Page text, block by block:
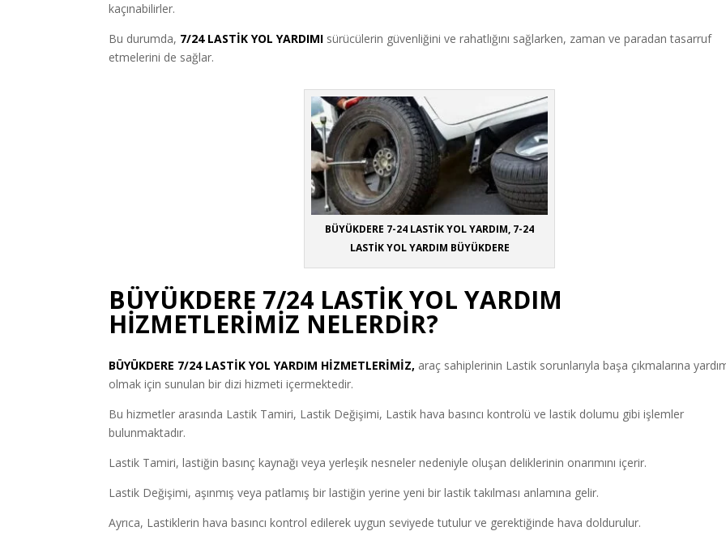
kaçınabilirler.
Bu durumda, 7/24 LASTİK YOL YARDIMI sürücülerin güvenliğini ve rahatlığını sağlarken, zaman ve paradan tasarruf
etmelerini de sağlar.
BÜYÜKDERE 7-24 LASTİK YOL YARDIM, 7-24
LASTİK YOL YARDIM BÜYÜKDERE
BÜYÜKDERE 7/24 LASTİK YOL YARDIM
HİZMETLERİMİZ NELERDİR?
BÜYÜKDERE 7/24 LASTİK YOL YARDIM HİZMETLERİMİZ, araç sahiplerinin Lastik sorunlarıyla başa çıkmalarına
olmak için sunulan bir dizi hizmeti içermektedir.
Bu hizmetler arasında Lastik Tamiri, Lastik Değişimi, Lastik hava basıncı kontrolü ve lastik dolumu gibi işlemler
bulunmaktadır.
Lastik Tamiri, lastiğin basınç kaynağı veya yerleşik nesneler nedeniyle oluşan deliklerinin onarımını içerir.
Lastik Değişimi, aşınmış veya patlamış bir lastiğin yerine yeni bir lastik takılması anlamına gelir.
Ayrıca, Lastiklerin hava basıncı kontrol edilerek uygun seviyede tutulur ve gerektiğinde hava doldurulur.